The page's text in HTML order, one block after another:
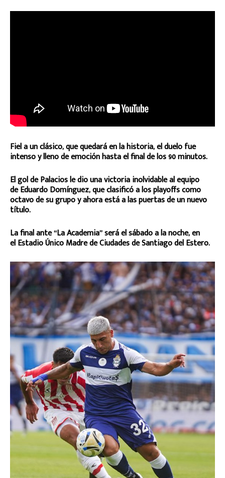
Fiel a un clásico, que quedará en la historia, el duelo fue
intenso y lleno de emoción hasta el final de los 90 minutos.
El gol de Palacios le dio una victoria inolvidable al equipo
de Eduardo Domínguez, que clasificó a los playoffs como
octavo de su grupo y ahora está a las puertas de un nuevo
título.
La final ante “La Academia” será el sábado a la noche, en
el Estadio Único Madre de Ciudades de Santiago del Estero.